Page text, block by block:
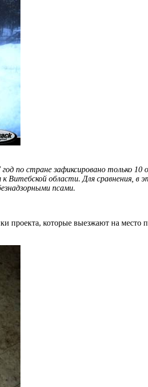
по стране зафиксировано только
области. Для сравнения, в
псами.
проекта, которые выезжают на место